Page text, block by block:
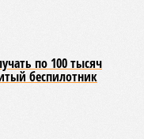
по 100 тысяч
беспилотник